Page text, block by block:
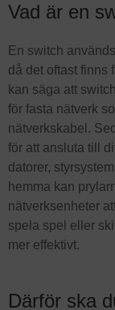
Vad är en
En switch
då det oftast finns
kan säga att
för fasta nätverk
nätverkskabel.
för att ansluta till
datorer,
hemma kan
nätverksenheter
spela spel eller
mer effektivt.
Därför ska